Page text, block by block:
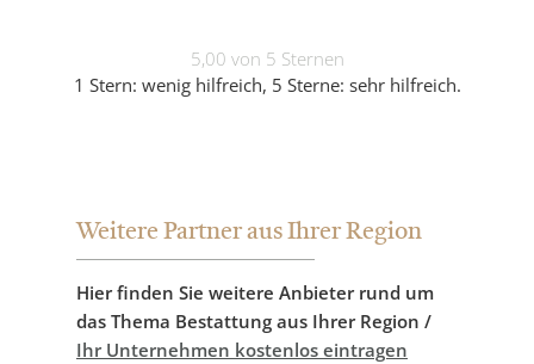
5,00 von 5 Sternen
1 Stern: wenig hilfreich, 5 Sterne: sehr hilfreich.
Weitere Partner aus Ihrer Region
Hier finden Sie weitere Anbieter rund um
das Thema Bestattung aus Ihrer Region /
Ihr Unternehmen kostenlos eintragen